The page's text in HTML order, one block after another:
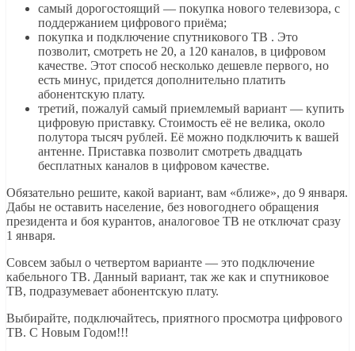
самый дорогостоящий — покупка нового телевизора, с
поддержанием цифрового приёма;
покупка и подключение спутникового ТВ . Это
позволит, смотреть не 20, а 120 каналов, в цифровом
качестве. Этот способ несколько дешевле первого, но
есть минус, придется дополнительно платить
абонентскую плату.
третий, пожалуй самый приемлемый вариант — купить
цифровую приставку. Стоимость её не велика, около
полутора тысяч рублей. Её можно подключить к вашей
антенне. Приставка позволит смотреть двадцать
бесплатных каналов в цифровом качестве.
Обязательно решите, какой вариант, вам «ближе», до 9 января.
Дабы не оставить население, без новогоднего обращения
президента и боя курантов, аналоговое ТВ не отключат сразу
1 января.
Совсем забыл о четвертом варианте — это подключение
кабельного ТВ. Данный вариант, так же как и спутниковое
ТВ, подразумевает абонентскую плату.
Выбирайте, подключайтесь, приятного просмотра цифрового
ТВ. С Новым Годом!!!